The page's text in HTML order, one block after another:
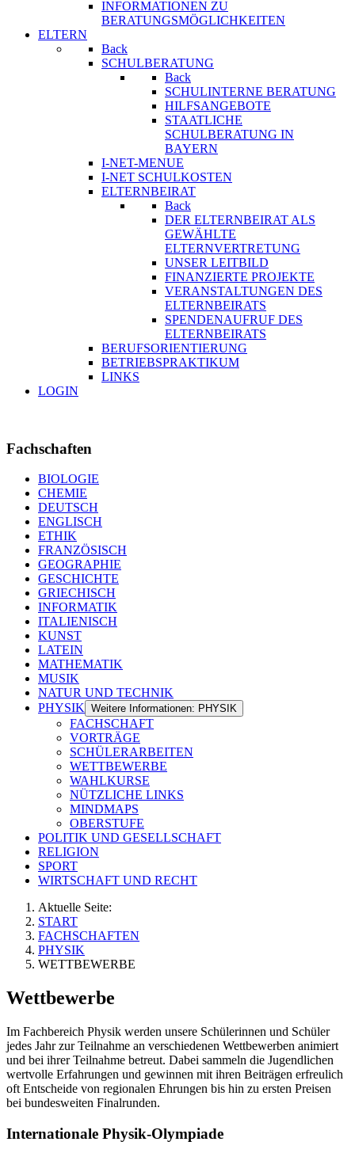
INFORMATIONEN ZU
BERATUNGSMÖGLICHKEITEN
ELTERN
Back
SCHULBERATUNG
Back
SCHULINTERNE BERATUNG
HILFSANGEBOTE
STAATLICHE
SCHULBERATUNG IN
BAYERN
I-NET-MENUE
I-NET SCHULKOSTEN
ELTERNBEIRAT
Back
DER ELTERNBEIRAT ALS
GEWÄHLTE
ELTERNVERTRETUNG
UNSER LEITBILD
FINANZIERTE PROJEKTE
VERANSTALTUNGEN DES
ELTERNBEIRATS
SPENDENAUFRUF DES
ELTERNBEIRATS
BERUFSORIENTIERUNG
BETRIEBSPRAKTIKUM
LINKS
LOGIN
Fachschaften
BIOLOGIE
CHEMIE
DEUTSCH
ENGLISCH
ETHIK
FRANZÖSISCH
GEOGRAPHIE
GESCHICHTE
GRIECHISCH
INFORMATIK
ITALIENISCH
KUNST
LATEIN
MATHEMATIK
MUSIK
NATUR UND TECHNIK
PHYSIK Weitere Informationen: PHYSIK
FACHSCHAFT
VORTRÄGE
SCHÜLERARBEITEN
WETTBEWERBE
WAHLKURSE
NÜTZLICHE LINKS
MINDMAPS
OBERSTUFE
POLITIK UND GESELLSCHAFT
RELIGION
SPORT
WIRTSCHAFT UND RECHT
Aktuelle Seite:
START
FACHSCHAFTEN
PHYSIK
WETTBEWERBE
Wettbewerbe
Im Fachbereich Physik werden unsere Schülerinnen und Schüler
jedes Jahr zur Teilnahme an verschiedenen Wettbewerben animiert
und bei ihrer Teilnahme betreut. Dabei sammeln die Jugendlichen
wertvolle Erfahrungen und gewinnen mit ihren Beiträgen erfreulich
oft Entscheide von regionalen Ehrungen bis hin zu ersten Preisen
bei bundesweiten Finalrunden.
Internationale Physik-Olympiade